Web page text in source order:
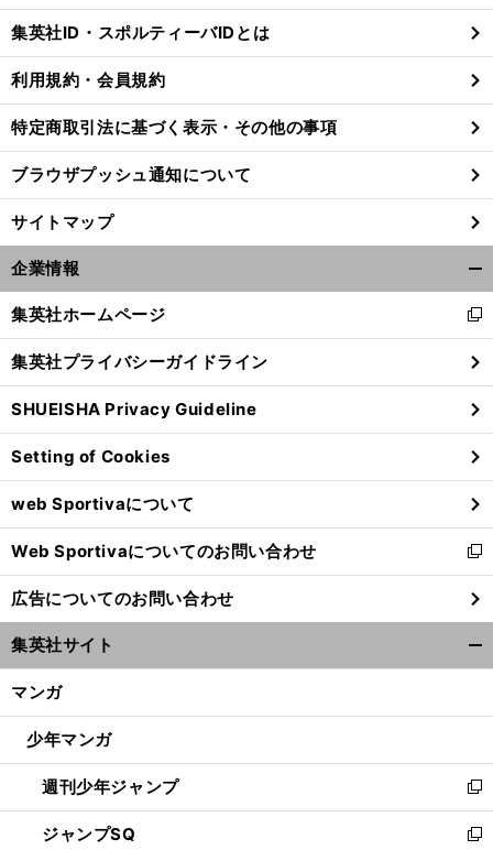
車
。
、
今
」
る
集英社ID・スポルティーバIDとは
利用規約・会員規約
特定商取引法に基づく表示・その他の事項
ブラウザプッシュ通知について
サイトマップ
企業情報
閉
る
集英社ホームページ
新
し
い
ウ
ィ
ン
ド
ウ
で
開
く
集英社プライバシーガイドライン
SHUEISHA Privacy Guideline
Setting of Cookies
web Sportivaについて
Web Sportivaについてのお問い合わせ
新
し
い
ウ
ィ
ン
ウ
開
く
広告についてのお問い合わせ
集英社サイト
マンガ
少年マンガ
週刊少年ジャンプ
新
し
い
ジャンプSQ
新